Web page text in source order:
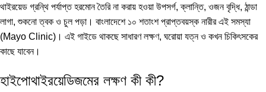
থাইরয়েড গ্রন্থি পর্যাপ্ত হরমোন তৈরি না করায় হওয়া উপসর্গ, ক্লান্তি, ওজন বৃদ্ধি, ঠান্ডা
লাগা, শুকনো ত্বক ও চুল পড়া। বাংলাদেশে ১০ শতাংশ প্রাপ্তবয়স্ক নারীর এই সমস্যা
(Mayo Clinic)। এই গাইডে থাকছে সাধারণ লক্ষণ, ঘরোয়া যত্ন ও কখন চিকিৎসকের
কাছে যাবেন।
হাইপোথাইরয়েডিজমের লক্ষণ কী কী?